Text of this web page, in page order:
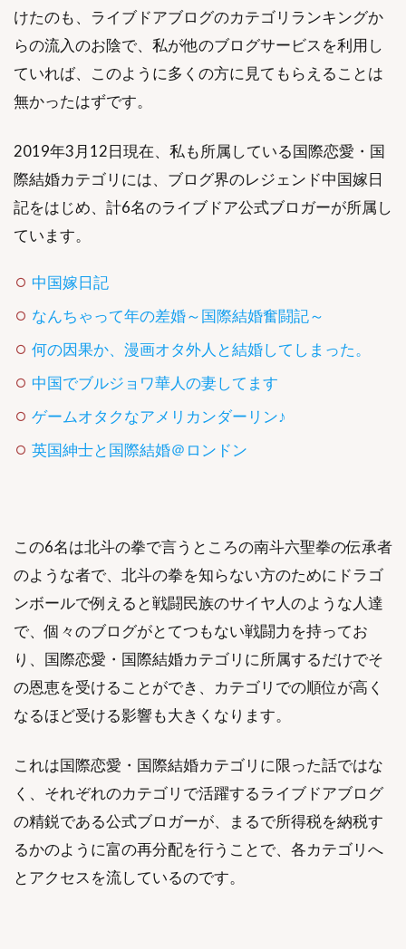
けたのも、ライブドアブログのカテゴリランキングか
らの流入のお陰で、私が他のブログサービスを利用し
ていれば、このように多くの方に見てもらえることは
無かったはずです。
2019年3月12日現在、私も所属している国際恋愛・国
際結婚カテゴリには、ブログ界のレジェンド中国嫁日
記をはじめ、計6名のライブドア公式ブロガーが所属し
ています。
中国嫁日記
なんちゃって年の差婚～国際結婚奮闘記～
何の因果か、漫画オタ外人と結婚してしまった。
中国でブルジョワ華人の妻してます
ゲームオタクなアメリカンダーリン♪
英国紳士と国際結婚＠ロンドン
この6名は北斗の拳で言うところの南斗六聖拳の伝承者
のような者で、北斗の拳を知らない方のためにドラゴ
ンボールで例えると戦闘民族のサイヤ人のような人達
で、個々のブログがとてつもない戦闘力を持ってお
り、国際恋愛・国際結婚カテゴリに所属するだけでそ
の恩恵を受けることができ、カテゴリでの順位が高く
なるほど受ける影響も大きくなります。
これは国際恋愛・国際結婚カテゴリに限った話ではな
く、それぞれのカテゴリで活躍するライブドアブログ
の精鋭である公式ブロガーが、まるで所得税を納税す
るかのように富の再分配を行うことで、各カテゴリへ
とアクセスを流しているのです。